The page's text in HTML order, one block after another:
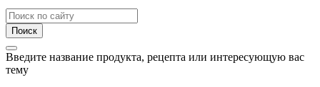
Поиск
Введите название продукта, рецепта или интересующую вас
тему